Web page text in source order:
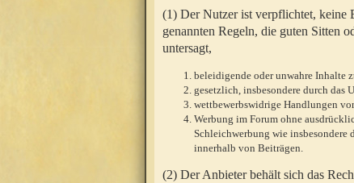
(1) Der Nutzer ist verpflichtet, keine
genannten Regeln, die guten Sitten
untersagt,
beleidigende oder unwahre Inhalte
gesetzlich, insbesondere durch das
wettbewerbswidrige Handlungen
Werbung im Forum ohne
Schleichwerbung wie insbesondere
innerhalb von Beiträgen.
(2) Der Anbieter behält sich das